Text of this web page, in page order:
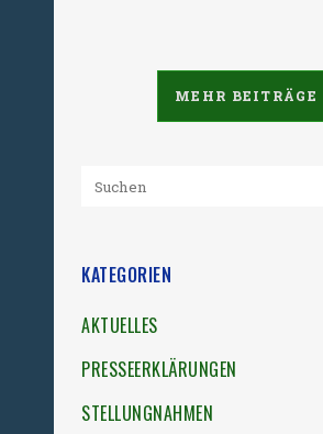
MEHR BEITRÄGE
KATEGORIEN
AKTUELLES
PRESSEERKLÄRUNGEN
STELLUNGNAHMEN